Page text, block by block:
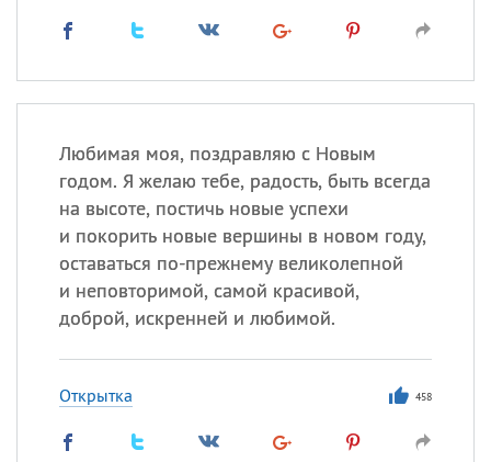
Любимая моя, поздравляю с Новым
годом. Я желаю тебе, радость, быть всегда
на высоте, постичь новые успехи
и покорить новые вершины в новом году,
оставаться по-прежнему великолепной
и неповторимой, самой красивой,
доброй, искренней и любимой.
Открытка 458